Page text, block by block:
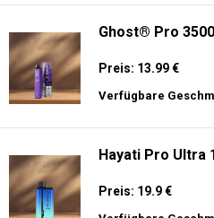
Ghost® Pro
Preis: 13.99 €
Verfügbare
Hayati Pro Ultra
Preis: 19.9 €